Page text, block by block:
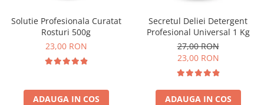
Solutie Profesionala Curatat
Rosturi 500g
23,00 RON
ADAUGA IN COS
Secretul Deliei Detergent
Profesional Universal 1 Kg
27,00 RON
23,00 RON
ADAUGA IN COS